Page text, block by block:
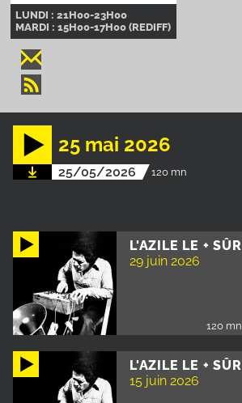
LUNDI : 21H00-23H00
MARDI : 15H00-17H00 (REDIFF)
L'AZILE LE + SÛR
29 juin 2026
120 mn
L'AZILE LE + SÛR
15 juin 2026
25 mai 2026
25/05/2026 120 mn